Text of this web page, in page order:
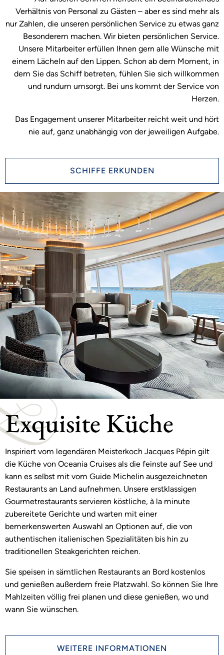
Verhältnis von Personal zu Gästen – aber es sind mehr als
nur Zahlen, die unseren persönlichen Service zu etwas ganz
Besonderem machen. Wir bieten persönlichen Service.
Unsere Mitarbeiter erfüllen Ihnen gern alle Wünsche mit
einem Lächeln auf den Lippen. Schon ab dem Moment, in
dem Sie das Schiff betreten, fühlen Sie sich willkommen
und rundum umsorgt. Bei uns kommt der Service von
Herzen.
Das Engagement unserer Mitarbeiter reicht weit und hört
nie auf, ganz unabhängig von der jeweiligen Aufgabe.
SCHIFFE ERKUNDEN
Exquisite Küche
Inspiriert vom legendären Meisterkoch Jacques Pépin gilt
die Küche von Oceania Cruises als die feinste auf See und
kann es selbst mit vom Guide Michelin ausgezeichneten
Restaurants an Land aufnehmen. Unsere erstklassigen
Gourmetrestaurants servieren köstliche, à la minute
zubereitete Gerichte und warten mit einer
bemerkenswerten Auswahl an Optionen auf, die von
authentischen italienischen Spezialitäten bis hin zu
traditionellen Steakgerichten reichen.
Sie speisen in sämtlichen Restaurants an Bord kostenlos
und genießen außerdem freie Platzwahl. So können Sie Ihre
Mahlzeiten völlig frei planen und diese genießen, wo und
wann Sie wünschen.
WEITERE INFORMATIONEN